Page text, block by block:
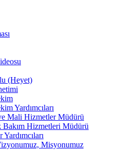
(Heyet)
Yardımcıları
Mali Hizmetler Müdürü
Bakım Hizmetleri Müdürü
Misyonumuz